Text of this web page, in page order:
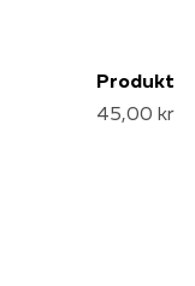
Produkt
45,00 kr